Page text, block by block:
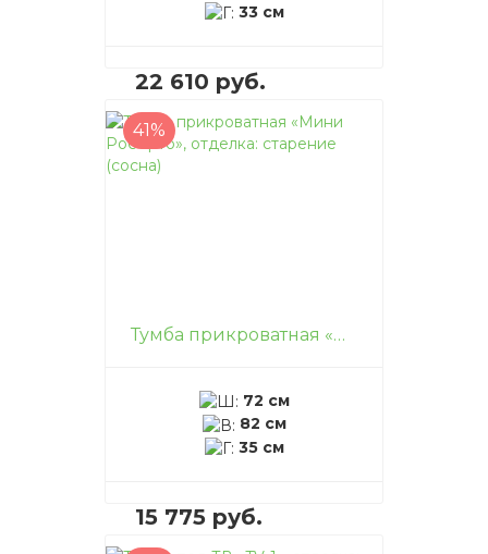
33 см
22 610 руб.
– + В корзину
41%
Тумба прикроватная «Мини Роберто», отделка: старение (сосна)
72 см
82 см
35 см
15 775 руб.